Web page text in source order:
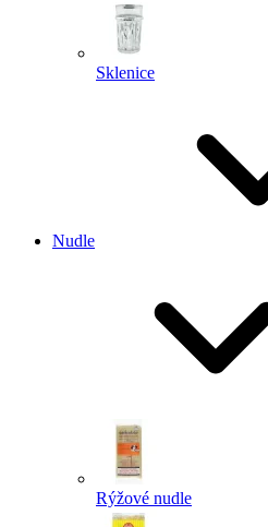
Sklenice
Nudle
Rýžové nudle